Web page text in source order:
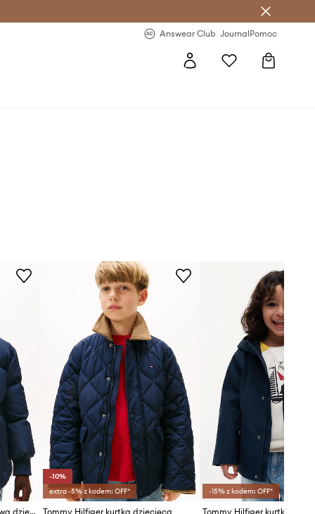
Answear Club JournalPomoc
Tommy Hilfiger kurtka puchowa dziecięca
-10%
extra -5% z kodem: OFF*
Tommy Hilfiger kurtka dziecięca
-15% z kodem: OFF*